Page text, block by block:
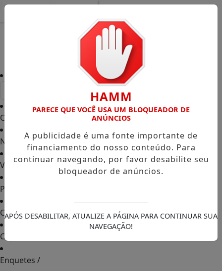
Capa
Notícias /
Vídeos TVGO/
PODCAST
Contato/
Cupons de Desconto
Enquetes /
HAMM
PARECE QUE VOCÊ USA UM BLOQUEADOR DE
ANÚNCIOS
A publicidade é uma fonte importante de
financiamento do nosso conteúdo. Para
continuar navegando, por favor desabilite seu
bloqueador de anúncios.
APÓS DESABILITAR, ATUALIZE A PÁGINA PARA CONTINUAR SUA
NAVEGAÇÃO!